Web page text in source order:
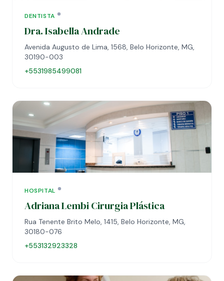
DENTISTA
Dra. Isabella Andrade
Avenida Augusto de Lima, 1568, Belo Horizonte, MG,
30190-003
+5531985499081
HOSPITAL
Adriana Lembi Cirurgia Plástica
Rua Tenente Brito Melo, 1415, Belo Horizonte, MG,
30180-076
+553132923328